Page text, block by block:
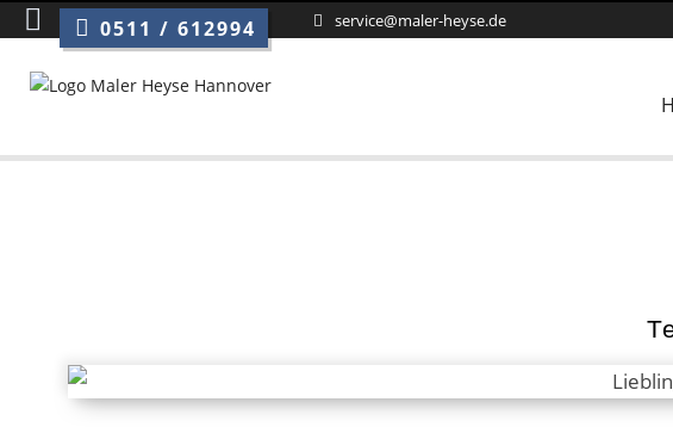
0511 / 612994 service@maler-heyse.de